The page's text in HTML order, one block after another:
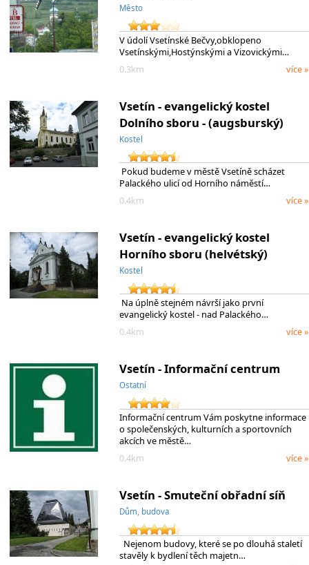
Město
V údolí Vsetínské Bečvy,obklopeno
Vsetínskými,Hostýnskými a Vizovickými…
0.3km
více »
Vsetín - evangelický kostel
Dolního sboru - (augsburský)
Kostel
Pokud budeme v městě Vsetíně scházet
Palackého ulicí od Horního náměstí…
0.4km
více »
Vsetín - evangelický kostel
Horního sboru (helvétský)
Kostel
Na úplně stejném návrší jako první
evangelický kostel - nad Palackého…
0.4km
více »
Vsetín - Informační centrum
Ostatní
Informační centrum Vám poskytne informace
o společenských, kulturních a sportovních
akcích ve městě…
0.4km
více »
Vsetín - Smuteční obřadní síň
Dům, budova
Nejenom budovy, které se po dlouhá staletí
stavěly k bydlení těch majetn…